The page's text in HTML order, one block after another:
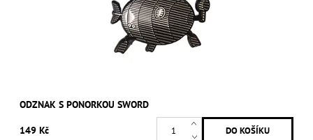
ODZNAK S PONORKOU SWORD
149 Kč